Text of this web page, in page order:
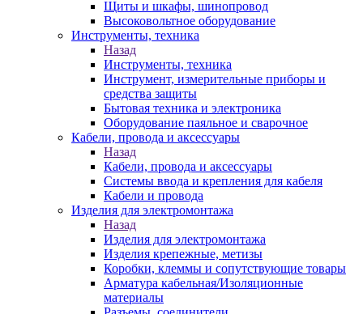
Щиты и шкафы, шинопровод
Высоковольтное оборудование
Инструменты, техника
Назад
Инструменты, техника
Инструмент, измерительные приборы и
средства защиты
Бытовая техника и электроника
Оборудование паяльное и сварочное
Кабели, провода и аксессуары
Назад
Кабели, провода и аксессуары
Системы ввода и крепления для кабеля
Кабели и провода
Изделия для электромонтажа
Назад
Изделия для электромонтажа
Изделия крепежные, метизы
Коробки, клеммы и сопутствующие товары
Арматура кабельная/Изоляционные
материалы